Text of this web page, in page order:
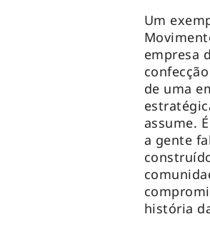
Um
empresa
de uma
assume.
a gente
história